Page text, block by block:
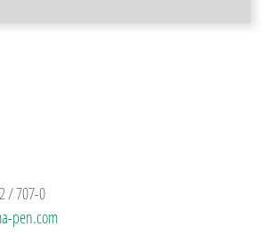
/ 707-0
pen.com